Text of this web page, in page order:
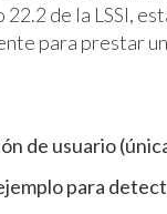
de la LSSI,
para prestar
de usuario
para